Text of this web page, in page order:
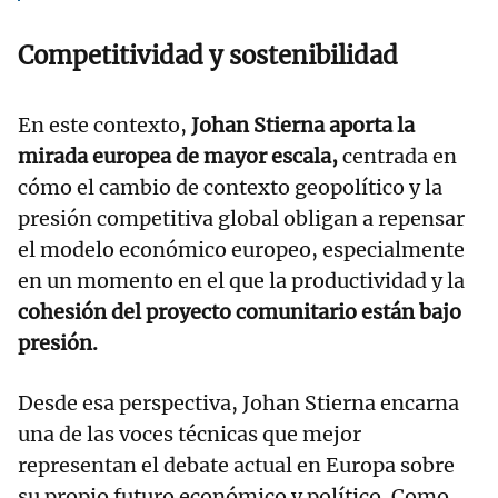
Competitividad y sostenibilidad
En este contexto, Johan Stierna aporta la
mirada europea de mayor escala,centrada en
cómo el cambio de contexto geopolítico y la
presión competitiva global obligan a repensar
el modelo económico europeo, especialmente
en un momento en el que la productividad y la
cohesión del proyecto comunitario están bajo
presión.
Desde esa perspectiva, Johan Stierna encarna
una de las voces técnicas que mejor
representan el debate actual en Europa sobre